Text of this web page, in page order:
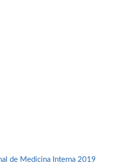
de Medicina Interna 2019